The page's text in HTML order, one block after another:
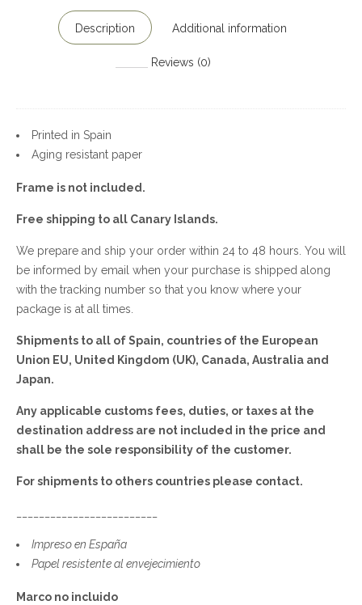
Description Additional information
Reviews (0)
Printed in Spain
Aging resistant paper
Frame is not included.
Free shipping to all Canary Islands.
We prepare and ship your order within 24 to 48 hours. You will
be informed by email when your purchase is shipped along
with the tracking number so that you know where your
package is at all times.
Shipments to all of Spain, countries of the European
Union EU, United Kingdom (UK), Canada, Australia and
Japan.
Any applicable customs fees, duties, or taxes at the
destination address are not included in the price and
shall be the sole responsibility of the customer.
For shipments to others countries please contact.
Impreso en España
Papel resistente al envejecimiento
Marco no incluido